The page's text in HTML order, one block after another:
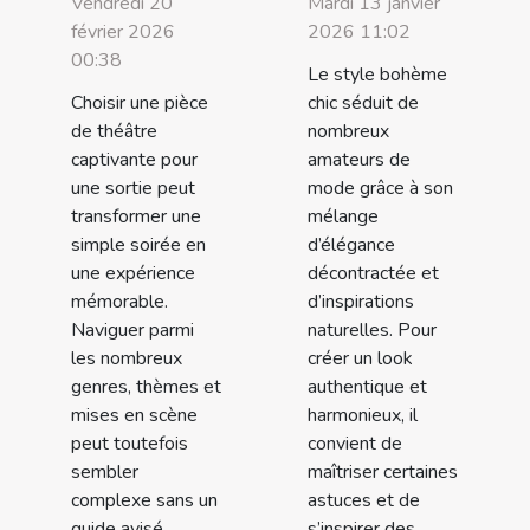
février 2026
00:38
Choisir une pièce
de théâtre
captivante pour
une sortie peut
transformer une
simple soirée en
une expérience
mémorable.
Naviguer parmi
les nombreux
genres, thèmes et
mises en scène
peut toutefois
sembler
complexe sans un
2026 11:02
Le style bohème
chic séduit de
nombreux
amateurs de
mode grâce à son
mélange
d’élégance
décontractée et
d’inspirations
naturelles. Pour
créer un look
authentique et
harmonieux, il
convient de
maîtriser certaines
astuces et de